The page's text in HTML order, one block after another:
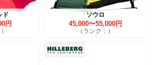
ド
円
ソウロ
45,000〜55,000円
（ランク：）